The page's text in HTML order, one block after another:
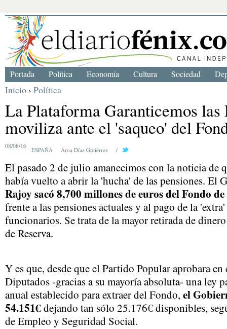
Inicio › Política
La Plataforma Garanticemos las
moviliza ante el 'saqueo' del
08/08/16
ESPAÑA Aroa Díaz Gutiérrez /
El pasado 2 de julio amanecimos con la noticia de
había vuelto a abrir la 'hucha' de las pensiones. El
Rajoy sacó 8,700 millones de euros del Fondo
frente a las pensiones actuales y al pago de la
funcionarios. Se trata de la mayor retirada de
de Reserva.
Y es que, desde que el Partido Popular aprobara
Diputados -gracias a su mayoría absoluta- una ley
anual establecido para extraer del Fondo, el
54.151€ dejando tan sólo 25.176€ disponibles,
de Empleo y Seguridad Social.
Portada Política Economía Cultura Sociedad